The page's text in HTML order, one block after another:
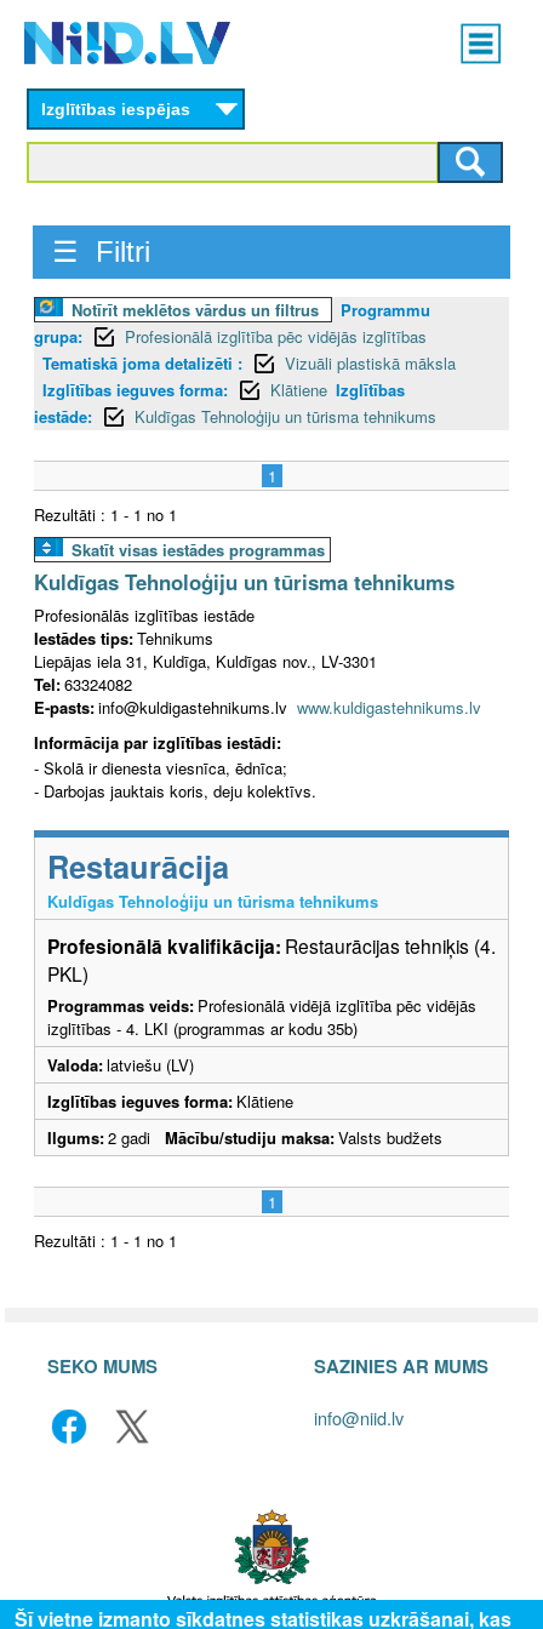
content
Main
menu
Izglītības iespējas
☰ Filtri
Notīrīt meklētos vārdus un filtrus
Programmu
grupa:
Profesionālā izglītība pēc vidējās izglītības
Tematiskā joma detalizēti :
Vizuāli plastiskā māksla
Izglītības ieguves forma:
Klātiene Izglītības
iestāde:
Kuldīgas Tehnoloģiju un tūrisma tehnikums
1
Rezultāti : 1 - 1 no 1
Skatīt visas iestādes programmas
Kuldīgas Tehnoloģiju un tūrisma tehnikums
Profesionālās izglītības iestāde
Iestādes tips:Tehnikums
Liepājas iela 31, Kuldīga, Kuldīgas nov., LV-3301
Tel:63324082
E-pasts:info@kuldigastehnikums.lv www.kuldigastehnikums.lv
Informācija par izglītības iestādi:
- Skolā ir dienesta viesnīca, ēdnīca;
- Darbojas jauktais koris, deju kolektīvs.
Restaurācija
Kuldīgas Tehnoloģiju un tūrisma tehnikums
Profesionālā kvalifikācija: Restaurācijas tehniķis (4.
PKL)
Programmas veids: Profesionālā vidējā izglītība pēc vidējās
izglītības - 4. LKI (programmas ar kodu 35b)
Valoda:latviešu (LV)
Izglītības ieguves forma: Klātiene
Ilgums:2 gadi Mācību/studiju maksa:Valsts budžets
1
Rezultāti : 1 - 1 no 1
SEKO MUMS SAZINIES AR MUMS
info@niid.lv
Šī vietne izmanto sīkdatnes statistikas uzkrāšanai, kas